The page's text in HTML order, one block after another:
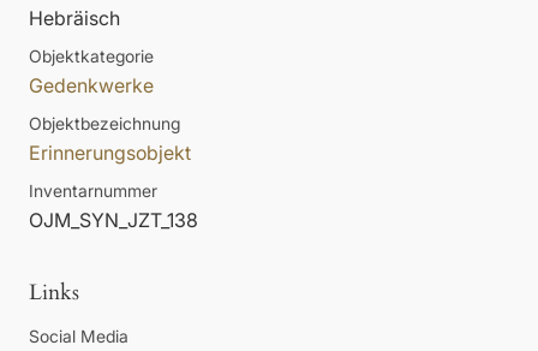
Hebräisch
Objektkategorie
Gedenkwerke
Objektbezeichnung
Erinnerungsobjekt
Inventarnummer
OJM_SYN_JZT_138
Links
Social Media